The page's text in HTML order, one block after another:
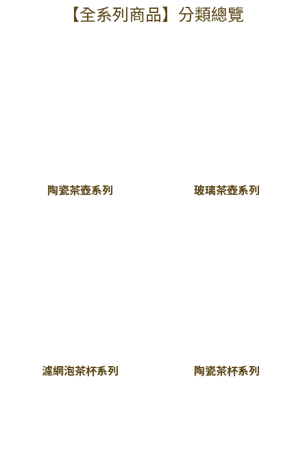
【全系列商品】分類總覽
陶瓷茶壺系列 玻璃茶壺系列
濾網泡茶杯系列 陶瓷茶杯系列